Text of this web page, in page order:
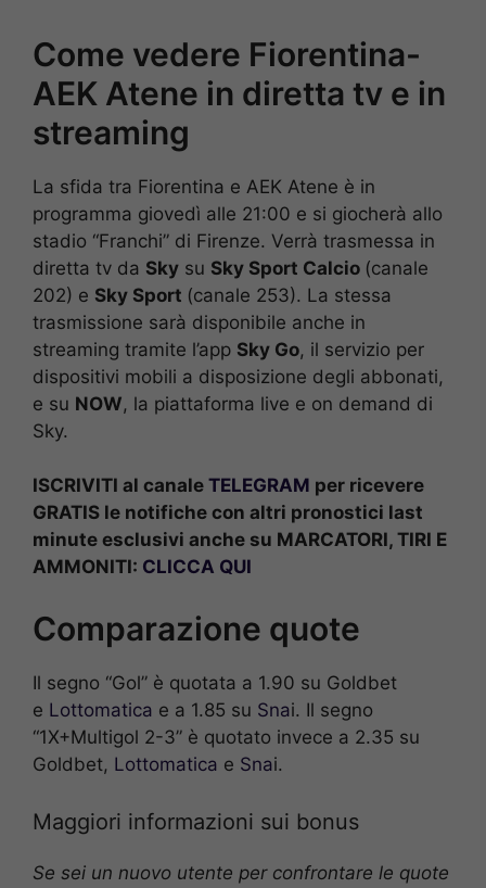
Come vedere Fiorentina-
AEK Atene in diretta tv e in
streaming
La sfida tra Fiorentina e AEK Atene è in
programma giovedì alle 21:00 e si giocherà allo
stadio “Franchi” di Firenze. Verrà trasmessa in
diretta tv da Sky su Sky Sport Calcio (canale
202) e Sky Sport (canale 253). La stessa
trasmissione sarà disponibile anche in
streaming tramite l’app Sky Go, il servizio per
dispositivi mobili a disposizione degli abbonati,
e su NOW, la piattaforma live e on demand di
Sky.
ISCRIVITI al canale TELEGRAM per ricevere
GRATIS le notifiche con altri pronostici last
minute esclusivi anche su MARCATORI, TIRI E
AMMONITI: CLICCA QUI
Comparazione quote
Il segno “Gol” è quotata a 1.90 su Goldbet
e Lottomatica e a 1.85 su Snai. Il segno
“1X+Multigol 2-3” è quotato invece a 2.35 su
Goldbet, Lottomatica e Snai.
Maggiori informazioni sui bonus
Se sei un nuovo utente per confrontare le quote